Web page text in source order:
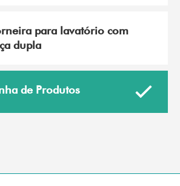
para lavatório com
dupla
de Produtos